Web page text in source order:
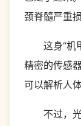
颈脊髓严重
这身“机
精密的传感
可以解析人
不过，光